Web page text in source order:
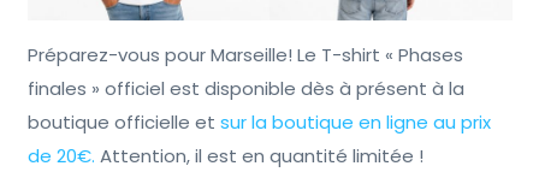
Préparez-vous pour Marseille! Le T-shirt « Phases
finales » officiel est disponible dès à présent à la
boutique officielle et sur la boutique en ligne au prix
de 20€. Attention, il est en quantité limitée !